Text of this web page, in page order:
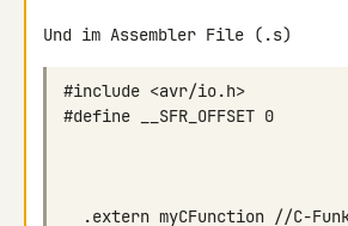
Und im Assembler File (.s)